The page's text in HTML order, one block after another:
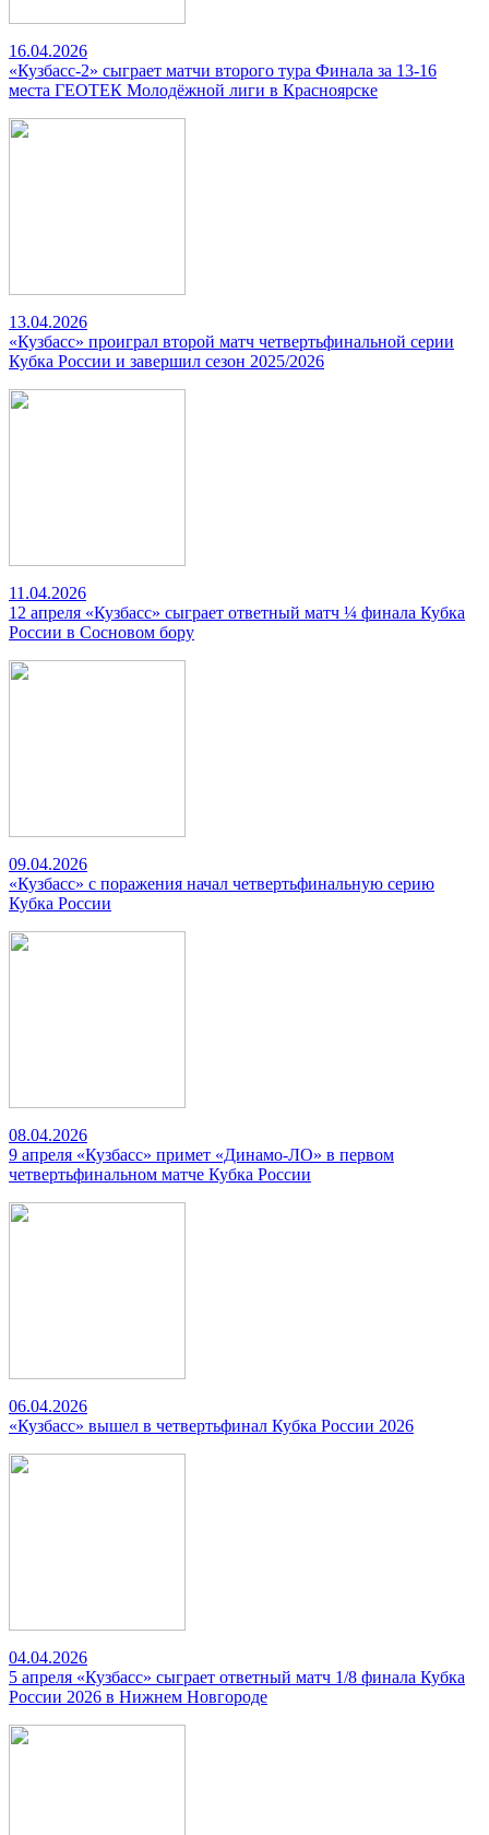
16.04.2026
«Кузбасс-2» сыграет матчи второго тура Финала за 13-16
места ГЕОТЕК Молодёжной лиги в Красноярске
13.04.2026
«Кузбасс» проиграл второй матч четвертьфинальной серии
Кубка России и завершил сезон 2025/2026
11.04.2026
12 апреля «Кузбасс» сыграет ответный матч ¼ финала Кубка
России в Сосновом бору
09.04.2026
«Кузбасс» с поражения начал четвертьфинальную серию
Кубка России
08.04.2026
9 апреля «Кузбасс» примет «Динамо-ЛО» в первом
четвертьфинальном матче Кубка России
06.04.2026
«Кузбасс» вышел в четвертьфинал Кубка России 2026
04.04.2026
5 апреля «Кузбасс» сыграет ответный матч 1/8 финала Кубка
России 2026 в Нижнем Новгороде